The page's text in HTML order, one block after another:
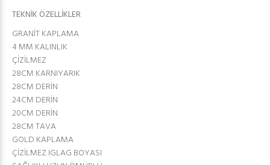
TEKNİK ÖZELLİKLER
GRANİT KAPLAMA
4 MM KALINLIK
ÇİZİLMEZ
28CM KARNIYARIK
28CM DERİN
24CM DERİN
20CM DERİN
28CM TAVA
GOLD KAPLAMA
ÇİZİLMEZ IGLAG BOYASI